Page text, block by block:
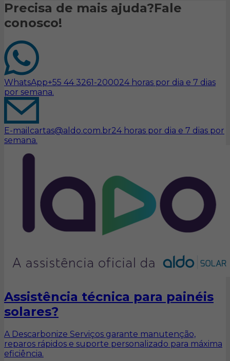
Precisa de mais ajuda?Fale
conosco!
WhatsApp+55 44 3261-200024 horas por dia e 7 dias
por semana.
E-mail cartas@aldo.com.br24 horas por dia e 7 dias por
semana.
Assistência técnica para painéis
solares?
A Descarbonize Serviços garante manutenção,
reparos rápidos e suporte personalizado para máxima
eficiência.